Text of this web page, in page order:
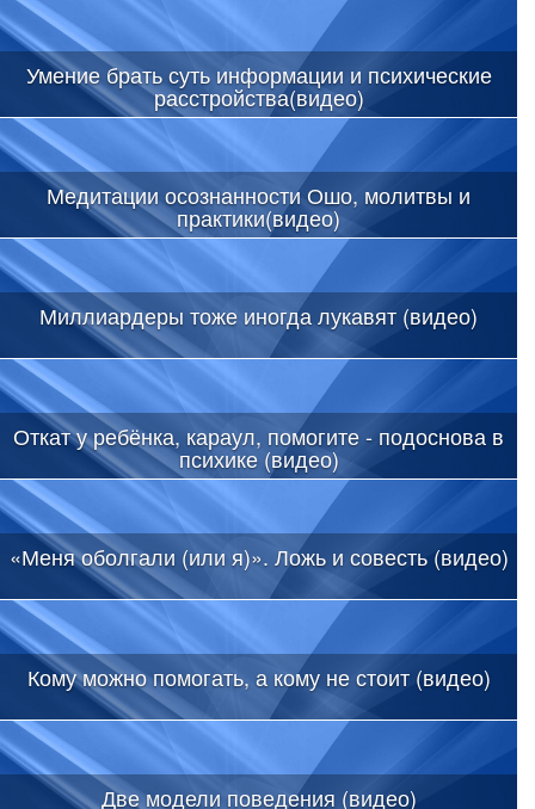
Умение брать суть информации и психические
расстройства(видео)
Медитации осознанности Ошо, молитвы и
практики(видео)
Миллиардеры тоже иногда лукавят (видео)
Откат у ребёнка, караул, помогите - подоснова в
психике (видео)
«Меня оболгали (или я)». Ложь и совесть (видео)
Кому можно помогать, а кому не стоит (видео)
Две модели поведения (видео)